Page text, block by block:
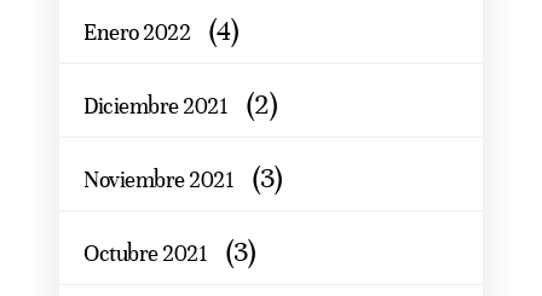
Enero 2022 (4)
Diciembre 2021 (2)
Noviembre 2021 (3)
Octubre 2021 (3)